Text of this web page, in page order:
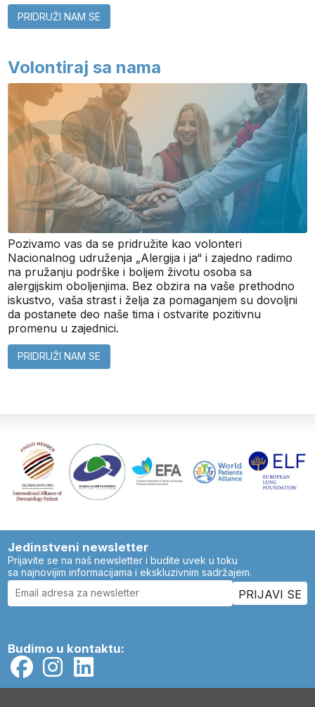
PRIDRUŽI NAM SE
Volontiraj sa nama
Pozivamo vas da se pridružite kao volonteri
Nacionalnog udruženja „Alergija i ja“ i zajedno radimo
na pružanju podrške i boljem životu osoba sa
alergijskim oboljenjima. Bez obzira na vaše prethodno
iskustvo, vaša strast i želja za pomaganjem su dovoljni
da postanete deo naše tima i ostvarite pozitivnu
promenu u zajednici.
PRIDRUŽI NAM SE
Jedinstveni newsletter
Prijavite se na naš newsletter i budite uvek u toku
sa najnovijim informacijama i ekskluzivnim sadržajem.
Budimo u kontaktu: